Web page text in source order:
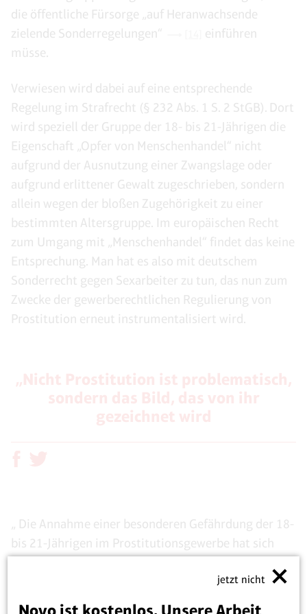
die öffentliche Fürsorge „auf Heranwachsende
zielende Sonderregelungen“
einführen
müsse.
Verwiesen wird dabei auf eine entsprechende
Regelung im Strafrecht (§ 232 Abs. 1 S. 2 StGB). Dort
wird speziell der Gruppe der 18- bis 21-Jährigen die
Eigenschaft „Opfer von Menschenhandel“ nicht
aufgrund der Ausnutzung einer Zwangslage oder
aufgrund erlittener Gewalt zugeschrieben, sondern
allein wegen der bloßen Zugehörigkeit zu einer
bestimmten Altersgruppe. Im europäischen Recht
zum Umgang mit „Menschenhandel“ findet das keine
Entsprechung. Man hat es also mit deutschem
Sonderrecht gegen Sexarbeiter zu tun, das nun zum
Zwecke der gewerberechtlichen Regulierung von
Prostitution erneut instrumentalisiert wird.
„ Die Annahme einer besonderen Gefährdung der 18-
bis 21-Jährigen im Prostitutionsgewerbe hat sich
anachronistisches Relikt eines per Strafrecht
jetzt nicht